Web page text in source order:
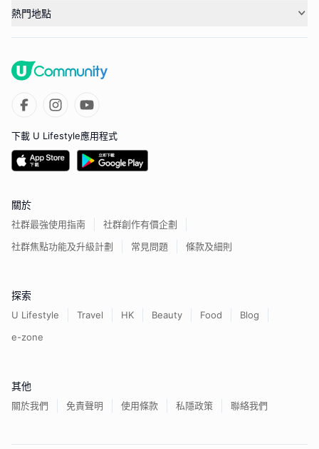
熱門地點
下載 U Lifestyle應用程式
關於
社群最強使用指南
社群創作有價企劃
社群焦點功能及升級計劃
常見問題 條款及細則
探索
U Lifestyle Travel HK Beauty Food
Blog
e-zone
其他
關於我們 免責聲明 使用條款 私隱政策 聯絡我們